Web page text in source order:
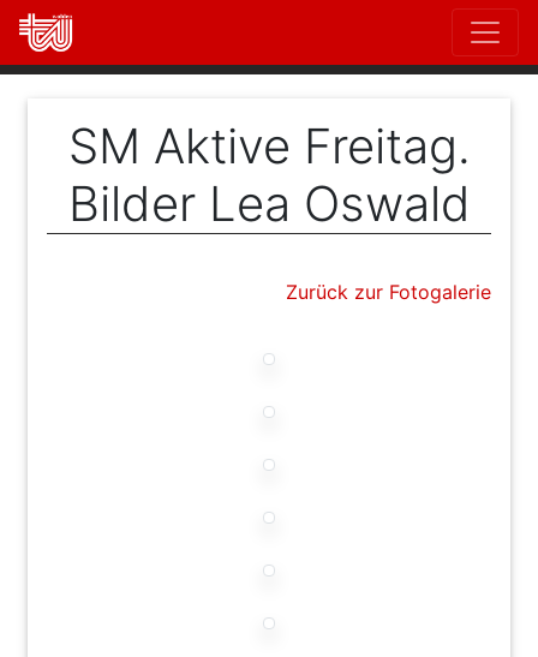
Direkt
zum
Inhalt
SM Aktive Freitag.
Bilder Lea Oswald
Zurück zur Fotogalerie